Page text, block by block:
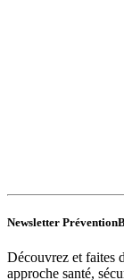
Newsletter
Découvrez et faites
approche santé,